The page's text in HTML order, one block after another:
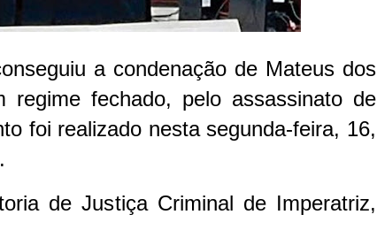
a condenação de Mateus dos
fechado, pelo assassinato de
foi realizado nesta segunda-feira, 16,
de Justiça Criminal de Imperatriz,